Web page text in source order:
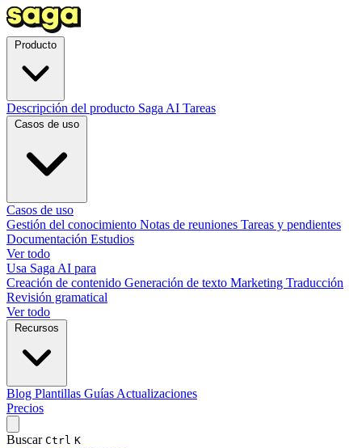
Descripción del producto Saga AI Tareas
Casos de uso
Gestión del conocimiento Notas de reuniones Tareas y pendientes
Documentación Estudios
Ver todo
Usa Saga AI para
Creación de contenido Generación de texto Marketing Traducción
Revisión gramatical
Ver todo
Blog Plantillas Guías Actualizaciones
Precios
Buscar Ctrl K